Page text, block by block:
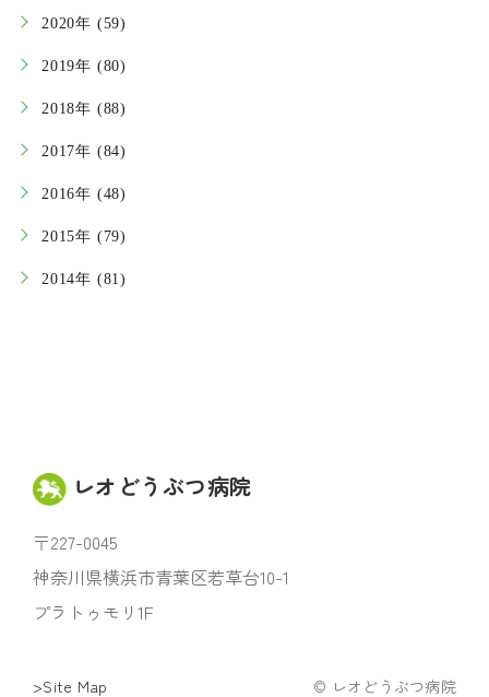
2020年 (59)
2019年 (80)
2018年 (88)
2017年 (84)
2016年 (48)
2015年 (79)
2014年 (81)
レオどうぶつ病院
〒227-0045
神奈川県横浜市青葉区若草台10-1
プラトゥモリ1F
>Site Map © レオどうぶつ病院